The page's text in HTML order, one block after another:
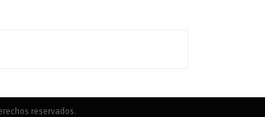
reservados.